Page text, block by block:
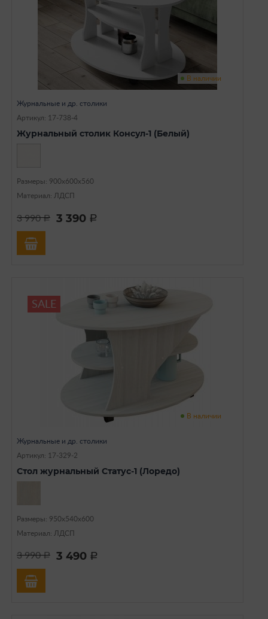
В наличии
Журнальные и др. столики
Артикул: 17-738-4
Журнальный столик Консул-1 (Белый)
Размеры: 900х600х560
Материал: ЛДСП
3 990a 3 390 a
SALE
В наличии
Журнальные и др. столики
Артикул: 17-329-2
Стол журнальный Статус-1 (Лоредо)
Размеры: 950х540х600
Материал: ЛДСП
3 990a 3 490 a